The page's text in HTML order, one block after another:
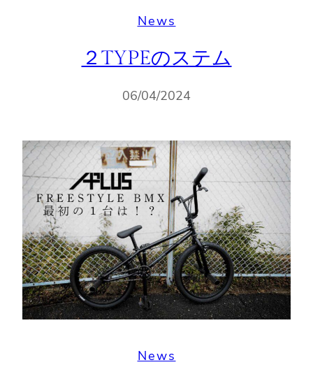
News
２TYPEのステム
06/04/2024
News